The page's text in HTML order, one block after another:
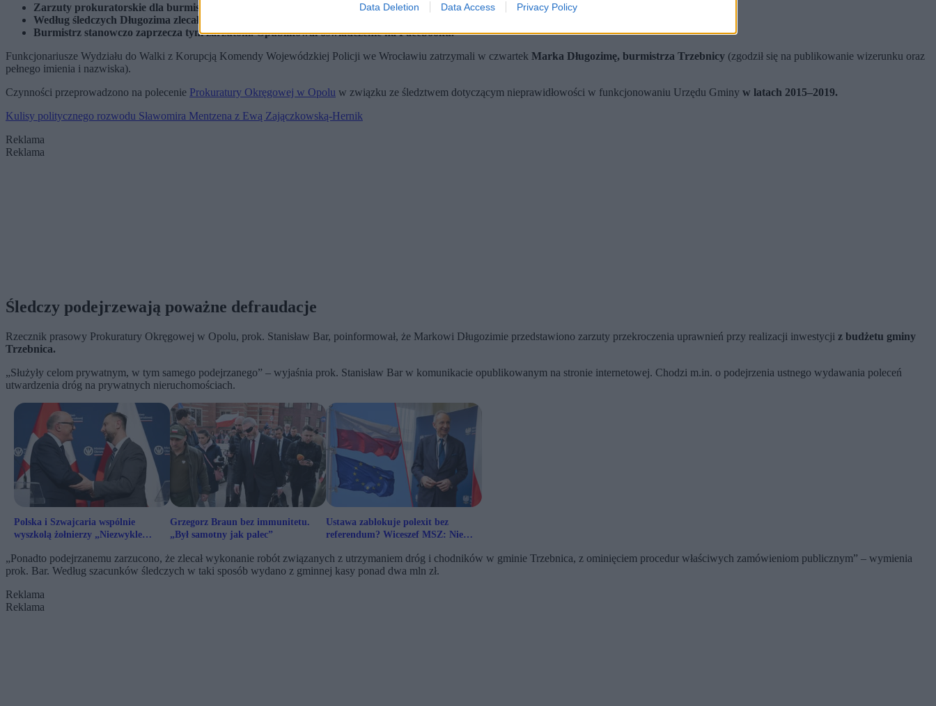
Data Deletion Data Access Privacy Policy
Zarzuty prokuratorskie dla burmistrza Trzebnicy Marka Długozimy.
Według śledczych Długozima zlecał wykonanie robót budowlanych z publicznych pieniędzy na terenie prywatnych nieruchomości.
Burmistrz stanowczo zaprzecza tym zarzutom. Opublikował oświadczenie na Facebooku.
Funkcjonariusze Wydziału do Walki z Korupcją Komendy Wojewódzkiej Policji we Wrocławiu zatrzymali w czwartek Marka Długozimę, burmistrza Trzebnicy (zgodził się na publikowanie wizerunku oraz
pełnego imienia i nazwiska).
Czynności przeprowadzono na polecenie Prokuratury Okręgowej w Opolu w związku ze śledztwem dotyczącym nieprawidłowości w funkcjonowaniu Urzędu Gminy w latach 2015–2019.
Kulisy politycznego rozwodu Sławomira Mentzena z Ewą Zajączkowską-Hernik
Reklama
Reklama
Śledczy podejrzewają poważne defraudacje
Rzecznik prasowy Prokuratury Okręgowej w Opolu, prok. Stanisław Bar, poinformował, że Markowi Długozimie przedstawiono zarzuty przekroczenia uprawnień przy realizacji inwestycji z budżetu gminy
Trzebnica.
„Służyły celom prywatnym, w tym samego podejrzanego” – wyjaśnia prok. Stanisław Bar w komunikacie opublikowanym na stronie internetowej. Chodzi m.in. o podejrzenia ustnego wydawania poleceń
utwardzenia dróg na prywatnych nieruchomościach.
Polska i Szwajcaria wspólnie
wyszkolą żołnierzy „Niezwykle
Grzegorz Braun bez immunitetu.
„Był samotny jak palec”
Ustawa zablokuje polexit bez
referendum? Wiceszef MSZ: Nie
„Ponadto podejrzanemu zarzucono, że zlecał wykonanie robót związanych z utrzymaniem dróg i chodników w gminie Trzebnica, z ominięciem procedur właściwych zamówieniom publicznym” – wymienia
prok. Bar. Według szacunków śledczych w taki sposób wydano z gminnej kasy ponad dwa mln zł.
Reklama
Reklama